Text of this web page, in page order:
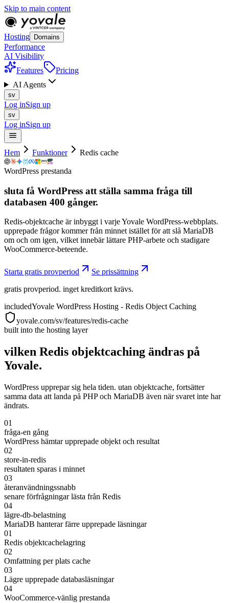
Skip to main content
Hosting Domains
Performance
AI Visibility
Features
Pricing
AI Agents
sv
Log inSign up
sv
Log inSign up
Hem Funktioner Redis cache
WordPress prestanda
sluta få WordPress att ställa samma fråga till
databasen 400 gånger.
Redis-objektcache är inbyggt i varje Yovale WordPress-webbplats.
upprepade frågor kommer från minnet istället för att slå MariaDB
om och om igen, vilket innebär lättare PHP-arbete och stadigare
WooCommerce-beteende.
Starta gratis provperiod
Se prissättning
gratis provperiod. inget kreditkort krävs.
includedYovale WordPress Hosting - Redis Object Caching
yovale.com/sv/features/redis-cache
built into the hosting layer
vilken Redis objektcaching ändras på
Yovale.
WordPress upprepar sig hela tiden. utan objektcache, fortsätter
samma data att landa på PHP och MariaDB även när svaret inte har
ändrats.
01
fråga-en gång
WordPress hämtar upprepade objekt och resultat
02
store-in-redis
resultaten sparas i minnet
03
återanvändningssnabb
senare förfrågningar lästa från Redis
04
lägre-db-belastning
MariaDB hanterar färre upprepade läsningar
01
Redis objektcachelagring
02
Omfattning per plats cache
03
Lägre upprepade databasläsningar
04
WooCommerce-vänlig prestanda